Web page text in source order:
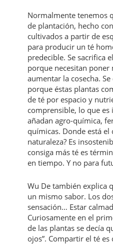
Normalmente tenemos
de plantación, hecho
cultivados a partir de
para producir un té
predecible. Se sacrifica
porque necesitan poner
aumentar la cosecha.
porque éstas plantas
de té por espacio y
comprensible, lo que
añadan agro-química,
químicas. Donde está
naturaleza? Es
consiga más té es
en tiempo. Y no para
Wu De también explica
un mismo sabor. Los
sensación… Estar
Curiosamente en el
de las plantas se decía
ojos”. Compartir el té